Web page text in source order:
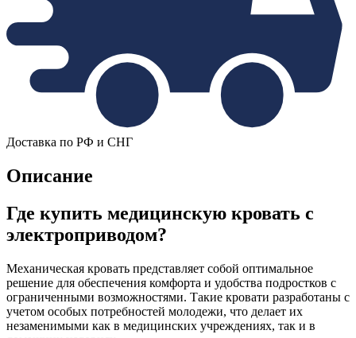
Доставка по РФ и СНГ
Описание
Где купить медицинскую кровать с
электроприводом?
Механическая кровать представляет собой оптимальное
решение для обеспечения комфорта и удобства подростков с
ограниченными возможностями. Такие кровати разработаны с
учетом особых потребностей молодежи, что делает их
незаменимыми как в медицинских учреждениях, так и в